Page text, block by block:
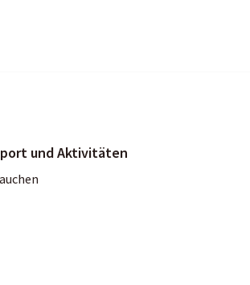
und Aktivitäten